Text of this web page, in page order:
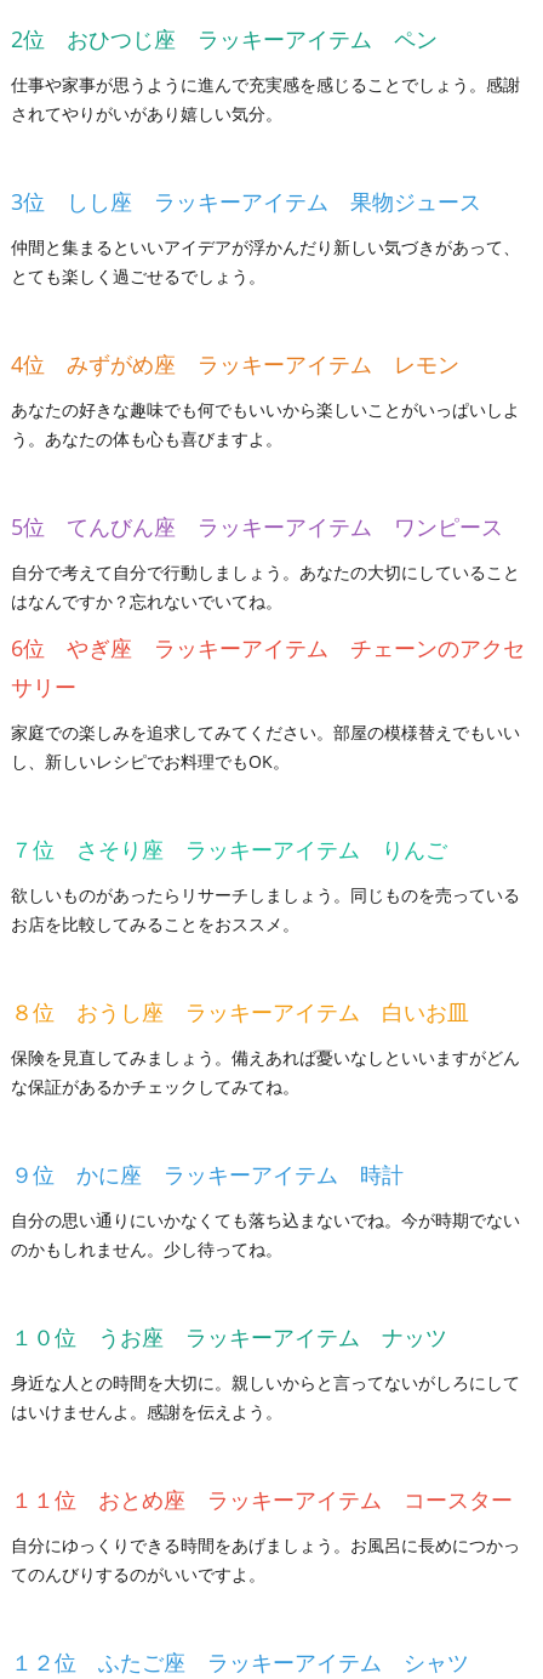
2位 おひつじ座 ラッキーアイテム ペン
仕事や家事が思うように進んで充実感を感じることでしょう。感謝
されてやりがいがあり嬉しい気分。
3位 しし座 ラッキーアイテム 果物ジュース
仲間と集まるといいアイデアが浮かんだり新しい気づきがあって、
とても楽しく過ごせるでしょう。
4位 みずがめ座 ラッキーアイテム レモン
あなたの好きな趣味でも何でもいいから楽しいことがいっぱいしよ
う。あなたの体も心も喜びますよ。
5位 てんびん座 ラッキーアイテム ワンピース
自分で考えて自分で行動しましょう。あなたの大切にしていること
はなんですか？忘れないでいてね。
6位 やぎ座 ラッキーアイテム チェーンのアクセ
サリー
家庭での楽しみを追求してみてください。部屋の模様替えでもいい
し、新しいレシピでお料理でもOK。
７位 さそり座 ラッキーアイテム りんご
欲しいものがあったらリサーチしましょう。同じものを売っている
お店を比較してみることをおススメ。
８位 おうし座 ラッキーアイテム 白いお皿
保険を見直してみましょう。備えあれば憂いなしといいますがどん
な保証があるかチェックしてみてね。
９位 かに座 ラッキーアイテム 時計
自分の思い通りにいかなくても落ち込まないでね。今が時期でない
のかもしれません。少し待ってね。
１０位 うお座 ラッキーアイテム ナッツ
身近な人との時間を大切に。親しいからと言ってないがしろにして
はいけませんよ。感謝を伝えよう。
１１位 おとめ座 ラッキーアイテム コースター
自分にゆっくりできる時間をあげましょう。お風呂に長めにつかっ
てのんびりするのがいいですよ。
１２位 ふたご座 ラッキーアイテム シャツ